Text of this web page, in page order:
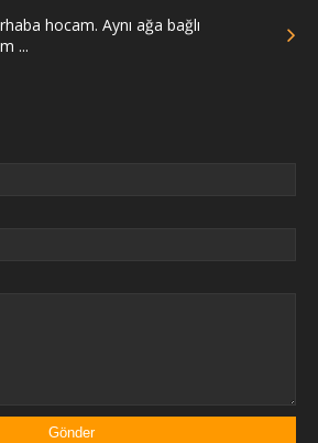
hocam. Aynı ağa bağlı
...